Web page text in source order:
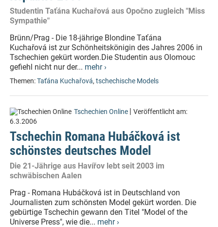
Studentin Taťána Kuchařová aus Opočno zugleich "Miss
Sympathie"
Brünn/Prag - Die 18-jährige Blondine Taťána
Kuchařová ist zur Schönheitskönigin des Jahres 2006 in
Tschechien gekürt worden.Die Studentin aus Olomouc
gefiehl nicht nur der... mehr ›
Themen:Taťána Kuchařová, tschechische Models
Tschechien Online | Veröffentlicht am:
6.3.2006
Tschechin Romana Hubáčková ist
schönstes deutsches Model
Die 21-Jährige aus Havířov lebt seit 2003 im
schwäbischen Aalen
Prag - Romana Hubáčková ist in Deutschland von
Journalisten zum schönsten Model gekürt worden. Die
gebürtige Tschechin gewann den Titel "Model of the
Universe Press", wie die... mehr ›